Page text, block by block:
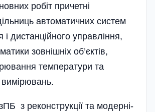
робіт причетні
автоматичних систем
дистанційного управління,
зовнішніх об’єктів,
температури та
вимірювань.
з реконструкції та модерні­